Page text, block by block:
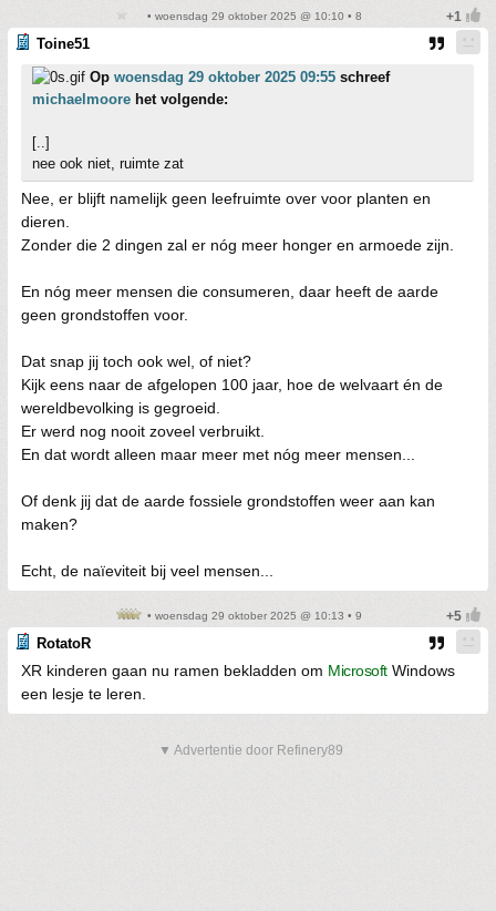
• woensdag 29 oktober 2025 @ 10:10 • 8
Toine51
Op woensdag 29 oktober 2025 09:55 schreef
michaelmoore het volgende:
[..]
nee ook niet, ruimte zat
Nee, er blijft namelijk geen leefruimte over voor planten en
dieren.
Zonder die 2 dingen zal er nóg meer honger en armoede zijn.
En nóg meer mensen die consumeren, daar heeft de aarde
geen grondstoffen voor.
Dat snap jij toch ook wel, of niet?
Kijk eens naar de afgelopen 100 jaar, hoe de welvaart én de
wereldbevolking is gegroeid.
Er werd nog nooit zoveel verbruikt.
En dat wordt alleen maar meer met nóg meer mensen...
Of denk jij dat de aarde fossiele grondstoffen weer aan kan
maken?
Echt, de naïeviteit bij veel mensen...
• woensdag 29 oktober 2025 @ 10:13 • 9
RotatoR
XR kinderen gaan nu ramen bekladden om MicrosoftWindows
een lesje te leren.
▼ Advertentie door Refinery89